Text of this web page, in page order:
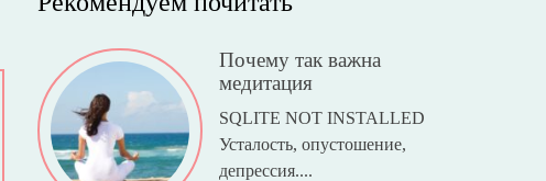
Почему так важна
медитация
SQLITE NOT INSTALLED
Усталость, опустошение,
депрессия....